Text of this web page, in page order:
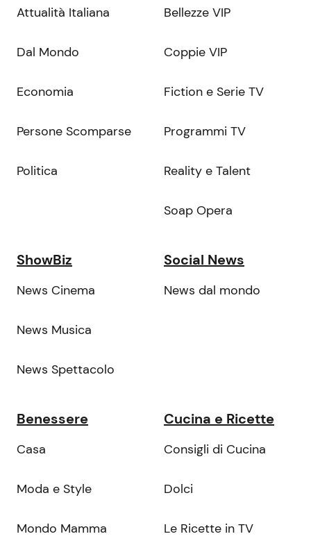
Attualità Italiana
Dal Mondo
Economia
Persone Scomparse
Politica
Bellezze VIP
Coppie VIP
Fiction e Serie TV
Programmi TV
Reality e Talent
Soap Opera
ShowBiz
News Cinema
News Musica
News Spettacolo
Social News
News dal mondo
Benessere
Casa
Moda e Style
Mondo Mamma
Cucina e Ricette
Consigli di Cucina
Dolci
Le Ricette in TV